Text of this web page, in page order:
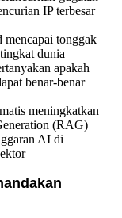
IP terbesar
tonggak
dunia
apakah
benar-benar
meningkatkan
(RAG)
AI di